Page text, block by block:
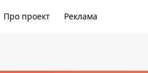
Про проект Реклама